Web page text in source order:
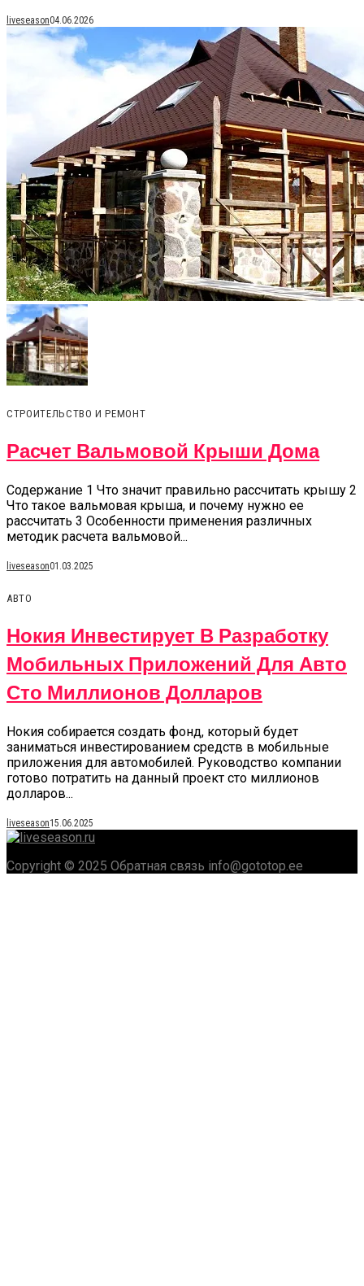
liveseason04.06.2026
СТРОИТЕЛЬСТВО И РЕМОНТ
Расчет Вальмовой Крыши Дома
Содержание 1 Что значит правильно рассчитать крышу 2
Что такое вальмовая крыша, и почему нужно ее
рассчитать 3 Особенности применения различных
методик расчета вальмовой...
liveseason01.03.2025
АВТО
Нокия Инвестирует В Разработку
Мобильных Приложений Для Авто
Сто Миллионов Долларов
Нокия собирается создать фонд, который будет
заниматься инвестированием средств в мобильные
приложения для автомобилей. Руководство компании
готово потратить на данный проект сто миллионов
долларов...
liveseason15.06.2025
Copyright © 2025 Обратная связь info@gototop.ee